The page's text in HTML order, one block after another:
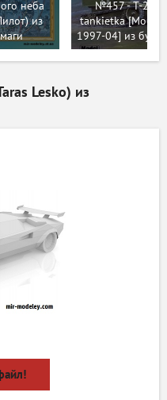
неба
из
№457 - T-27
tankietka
1997-04] из
Lesko) из